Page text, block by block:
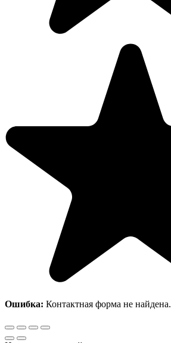
Ошибка: Контактная форма не найдена.